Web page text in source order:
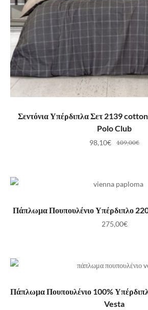
ΠΡΟΣΘΉΚΗ ΣΤΟ
Σεντόνια Υπέρδιπλα Σετ 2139
Polo Club
109,00€
98,10€
ΠΡΟΣΘΉΚΗ ΣΤΟ
Πάπλωμα Πουπουλένιο Υπέρδιπλο
275,00€
ΠΡΟΣΘΉΚΗ ΣΤΟ
Πάπλωμα Πουπουλένιο 100%
Vesta